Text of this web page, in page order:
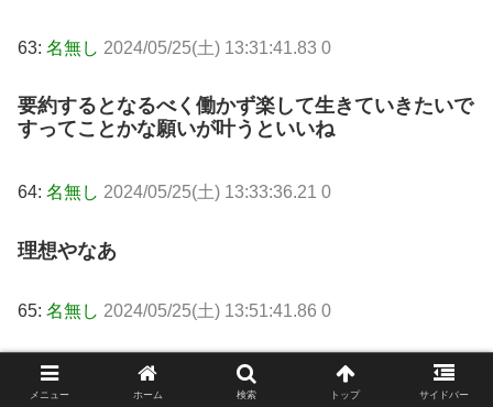
63: 名無し 2024/05/25(土) 13:31:41.83 0
要約するとなるべく働かず楽して生きていきたいで
すってことかな願いが叶うといいね
64: 名無し 2024/05/25(土) 13:33:36.21 0
理想やなあ
65: 名無し 2024/05/25(土) 13:51:41.86 0
働きたくないんだよね
時間がもったいない
メニュー ホーム 検索 トップ サイドバー